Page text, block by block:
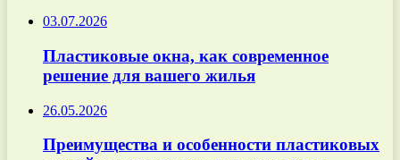
03.07.2026
Пластиковые окна, как современное
решение для вашего жилья
26.05.2026
Преимущества и особенности пластиковых